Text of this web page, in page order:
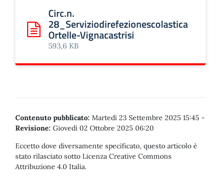
Scarica: Circ.n. 28_ServiziodirefezionescolasticaOrtelle-
Circ.n.
28_Serviziodirefezionescolastica
Ortelle-Vignacastrisi
593,6 KB
Contenuto pubblicato: Martedì 23 Settembre 2025 15:45 -
Revisione: Giovedì 02 Ottobre 2025 06:20
Eccetto dove diversamente specificato, questo articolo è
stato rilasciato sotto Licenza Creative Commons
Attribuzione 4.0 Italia.